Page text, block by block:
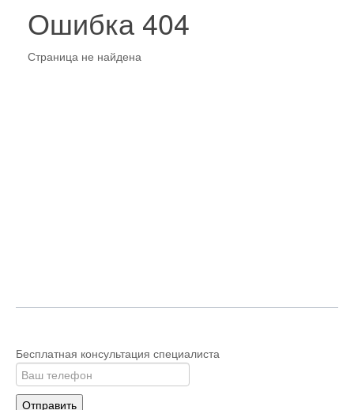
Ошибка 404
Страница не найдена
Бесплатная консультация специалиста
Отправить